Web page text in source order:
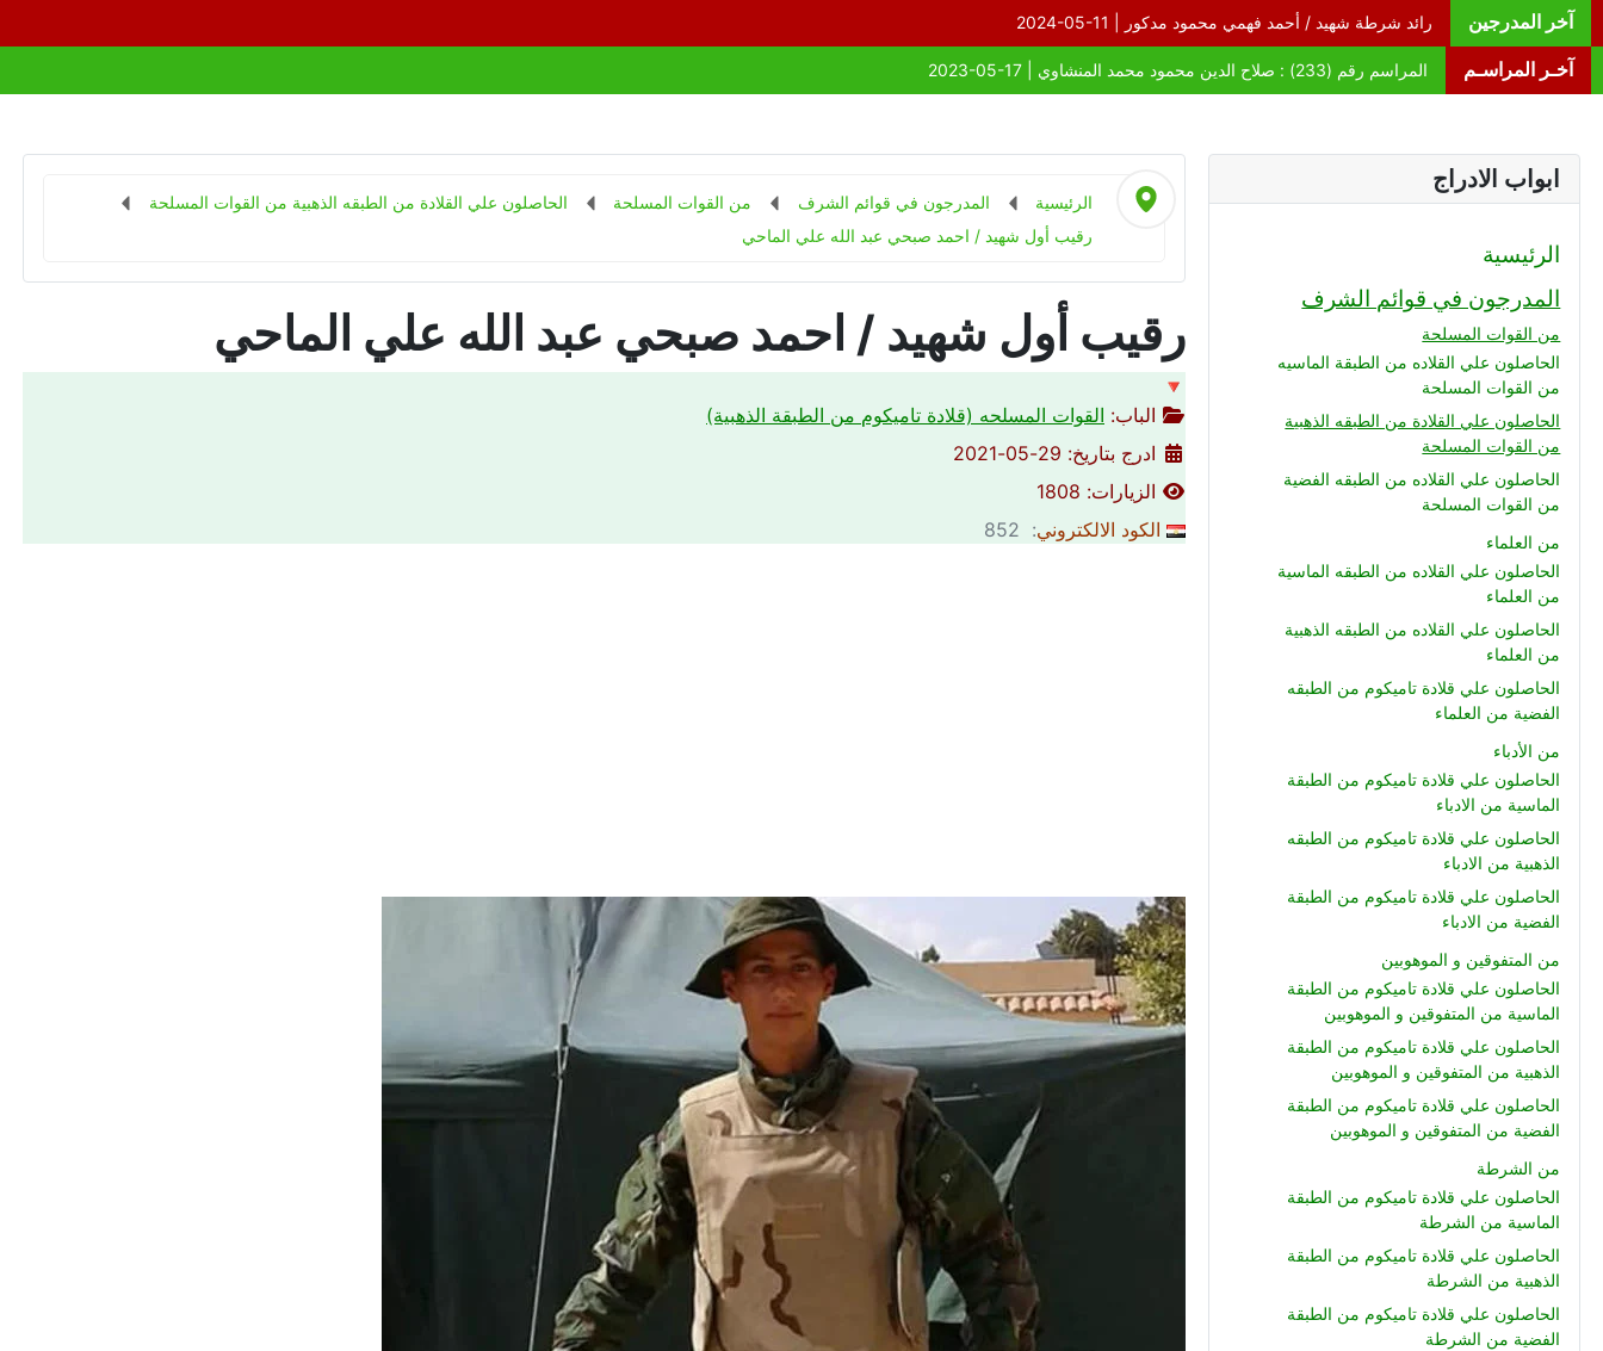
آخر المدرجين
آخـر المراسـم
ابواب الادراج
الرئيسية
المدرجون في قوائم الشرف
من القوات المسلحة
الحاصلون علي القلاده من الطبقة الماسيه
من القوات المسلحة
الحاصلون علي القلادة من الطبقه الذهبية
من القوات المسلحة
الحاصلون علي القلاده من الطبقه الفضية
من القوات المسلحة
من العلماء
الحاصلون علي القلاده من الطبقه الماسية
من العلماء
الحاصلون علي القلاده من الطبقه الذهبية
من العلماء
الحاصلون علي قلادة تاميكوم من الطبقه
الفضية من العلماء
من الأدباء
الحاصلون علي قلادة تاميكوم من الطبقة
الماسية من الادباء
الحاصلون علي قلادة تاميكوم من الطبقه
الذهبية من الادباء
الحاصلون علي قلادة تاميكوم من الطبقة
الفضية من الادباء
من المتفوقين و الموهوبين
الحاصلون علي قلادة تاميكوم من الطبقة
الماسية من المتفوقين و الموهوبين
الحاصلون علي قلادة تاميكوم من الطبقة
الذهبية من المتفوقين و الموهوبين
الحاصلون علي قلادة تاميكوم من الطبقة
الفضية من المتفوقين و الموهوبين
من الشرطة
الحاصلون علي قلادة تاميكوم من الطبقة
الماسية من الشرطة
الحاصلون علي قلادة تاميكوم من الطبقة
الذهبية من الشرطة
الحاصلون علي قلادة تاميكوم من الطبقة
الفضية من الشرطة
الرئيسية المدرجون في قوائم الشرف من القوات المسلحة
الحاصلون علي القلادة من الطبقه الذهبية من القوات المسلحة
رقيب أول شهيد / احمد صبحي عبد الله علي الماحي
رقيب أول شهيد / احمد صبحي عبد الله علي الماحي
🔻
الباب: القوات المسلحه (قلادة تاميكوم من الطبقة الذهبية)
ادرج بتاريخ: 29-05-2021
الزيارات: 1808
الكود الالكتروني: 852